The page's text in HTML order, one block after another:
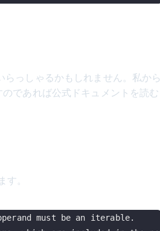
っしゃるかもしれません。私から
であれば公式ドキュメントを読む
。
must be an iterable.